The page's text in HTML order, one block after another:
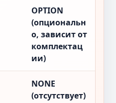
OPTION
(опциональн
о, зависит от
комплектац
ии)
NONE
(отсутствует)